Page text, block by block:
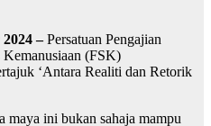
–Persatuan Pengajian
(FSK)
‘Antara Realiti dan Retorik
maya ini bukan sahaja mampu